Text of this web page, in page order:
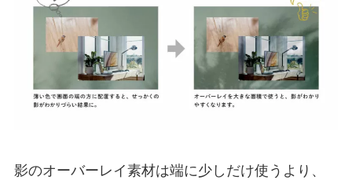
影のオーバーレイ素材は端に少しだけ使うより、